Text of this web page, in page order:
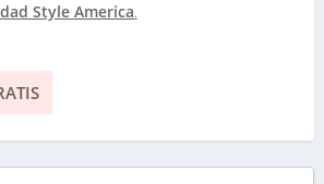
Style America.